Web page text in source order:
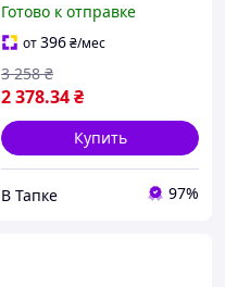
классические кожаные
форсы Y15236
Готово к отправке
от396₴/мес
2 378.34₴
3 258 ₴
Купить
В Тапке 97%